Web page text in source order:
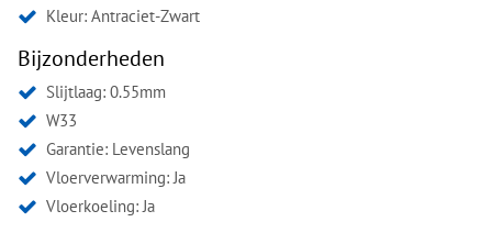
Kleur: Antraciet-Zwart
Bijzonderheden
Slijtlaag: 0.55mm
W33
Garantie: Levenslang
Vloerverwarming: Ja
Vloerkoeling: Ja